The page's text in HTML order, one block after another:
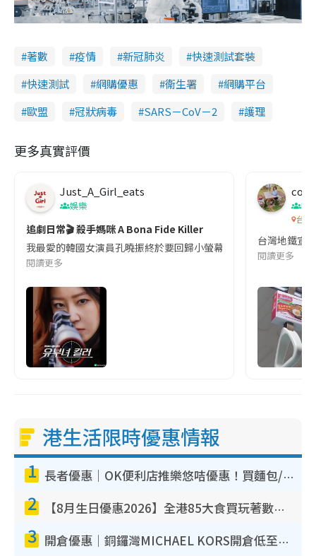
著數 疫情 新冠肺炎
快速測試套裝
快速測試
網購優惠 衞生署
網購平台
歐盟
冠狀病毒 SARS－CoV－2 護理
更多真實評價
Just_A_Girl_eats
娛樂
追劇日常🎬 殺手媽咪 A Bona Fide Killer
我最愛的韓國女演員孔曉振終於要回歸小螢幕啦!這次的劇本改編
閱讀更多
co
吹
台灣
台灣地鐵宣
閱讀更多
港生活限時優惠情報
1 長者優惠｜OK便利店推樂悠咭優惠！買麵包/牛奶/保健品拍卡即減
2 【8月生日優惠2026】全港85大食買玩著數攻略 自助餐/火鍋放題同行免費＋誠品/DONKI送現金券
3 開倉優惠｜銅鑼灣MICHAEL KORS開倉低至17折！直擊$500起買手袋/銀包/鞋款 必買經典Jet Set系列